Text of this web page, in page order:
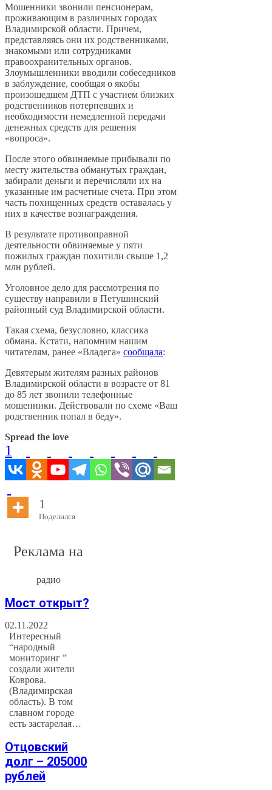
Мошенники звонили пенсионерам,
проживающим в различных городах
Владимирской области. Причем,
представляясь они их родственниками,
знакомыми или сотрудниками
правоохранительных органов.
Злоумышленники вводили собеседников
в заблуждение, сообщая о якобы
произошедшем ДТП с участием близких
родственников потерпевших и
необходимости немедленной передачи
денежных средств для решения
«вопроса».
После этого обвиняемые прибывали по
месту жительства обманутых граждан,
забирали деньги и перечисляли их на
указанные им расчетные счета. При этом
часть похищенных средств оставалась у
них в качестве вознаграждения.
В результате противоправной
деятельности обвиняемые у пяти
пожилых граждан похитили свыше 1,2
млн рублей.
Уголовное дело для рассмотрения по
существу направили в Петушинский
районный суд Владимирской области.
Такая схема, безусловно, классика
обмана. Кстати, напомним нашим
читателям, ранее «Владега» сообщала:
Девятерым жителям разных районов
Владимирской области в возрасте от 81
до 85 лет звонили телефонные
мошенники. Действовали по схеме «Ваш
родственник попал в беду».
Spread the love
1
1
Поделился
Реклама на
радио
Мост открыт?
02.11.2022
Интересный
“народный
мониторинг ”
создали жители
Коврова.
(Владимирская
область). В том
славном городе
есть застарелая…
Отцовский
долг – 205000
рублей